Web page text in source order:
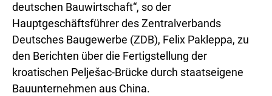
deutschen Bauwirtschaft“, so der
Hauptgeschäftsführer des Zentralverbands
Deutsches Baugewerbe (ZDB), Felix Pakleppa, zu
den Berichten über die Fertigstellung der
kroatischen Pelješac-Brücke durch staatseigene
Bauunternehmen aus China.